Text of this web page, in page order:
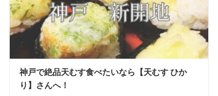
神戸で絶品天むす食べたいなら【天むす ひか
り】さんへ！